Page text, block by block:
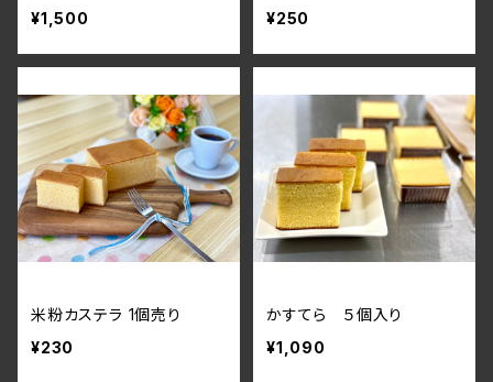
¥1,500
¥250
米粉カステラ 1個売り
¥230
かすてら ５個入り
¥1,090